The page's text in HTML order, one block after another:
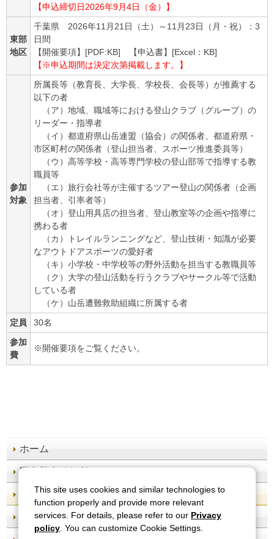
ホーム
国立登山研修所とは
研修会の申込
施設案内
【申込締切日2026年9月4日（金）】
東部
地区
千葉県 2026年11月21日（土）～11月23日（月・祝）：3
日間
【開催要項】[PDF:KB] 【申込書】[Excel：KB]
【※申込期間は決定次第掲載します。 】
参加
対象
所属長等（教育長、大学長、学校長、会長等）が推薦する
以下の者
（ア）地域、職域等における登山クラブ（グループ）の
リーダー・指導者
（イ）都道府県山岳連盟（協会）の関係者、都道府県・
市区町村の関係者（登山担当者、スポーツ推進委員等）
（ウ）高等学校・高等専門学校の登山部等で指導する教
職員等
（エ）旅行会社等が主催するツアー登山の関係者（企画
担当者、引率者等）
（オ）登山用具店の担当者、登山教室等の企画や指導に
携わる者
（カ）トレイルランニングなど、登山技術・知識が必要
なアウトドアスポーツの愛好者
（キ）小学校・中学校等の野外活動を担当する教職員等
（ク）大学の登山活動を行うクラブやサークル等で活動
している者
（ケ）山岳遭難救助組織に所属する者
定員
30名
参加
費
※開催要項をご覧ください。
This site uses cookies and similar technologies to
function properly and provide more relevant
services. For details, please refer to our Privacy
policy . You can customize Cookie Settings.